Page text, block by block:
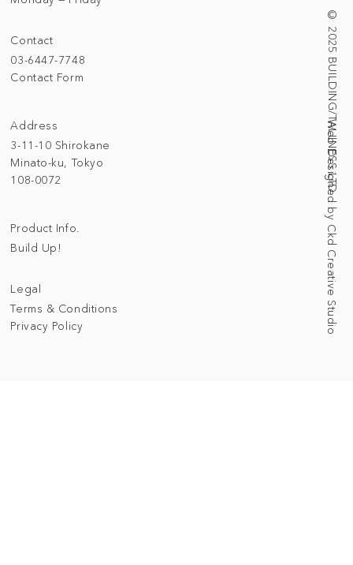
Address
3-11-10 Shirokane
Minato-ku, Tokyo
108-0072
© 2025 BUILDING/TALLNESS LTD.
Web Designed by Ckd Creative Studio
Contact
03-6447-7748
Contact Form
Legal
Terms & Conditions
Privacy Policy
Product Info.
Build Up!